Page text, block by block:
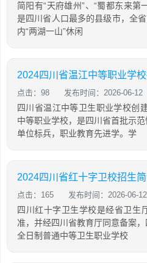
简阳有“天府雄州”、“蜀都东来第
是四川省人口最多的县级市，全
内“两湖一山”休闲
2024四川省温江中等职业学
点击：98 发布时间：2026-06-12
四川省温江中等卫生职业学校创
中等职业学校，是四川省首批示
单位标兵，职业教育先进学。学
2024四川省红十字卫校招生
点击：165 发布时间：2026-06-12
四川红十字卫生学校是经省卫生
准，并经四川省教育厅同意备案
全日制普通中等卫生职业学校